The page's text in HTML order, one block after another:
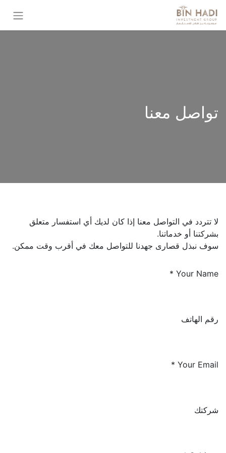
تواصل معنا
لا تتردد في التواصل معنا إذا كان لديك أي استفسار متعلق
بشركتنا أو خدماتنا.
سوف نبذل قصارى جهدنا للتواصل معك في أقرب وقت ممكن.
Your Name
*
رقم الهاتف
Your Email
*
شركتك